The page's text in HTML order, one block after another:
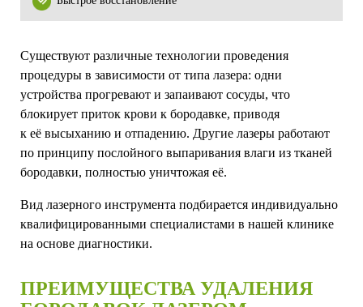
Существуют различные технологии проведения
процедуры в зависимости от типа лазера: одни
устройства прогревают и запаивают сосуды, что
блокирует приток крови к бородавке, приводя
к её высыханию и отпадению. Другие лазеры работают
по принципу послойного выпаривания влаги из тканей
бородавки, полностью уничтожая её.
Вид лазерного инструмента подбирается индивидуально
квалифицированными специалистами в нашей клинике
на основе диагностики.
ПРЕИМУЩЕСТВА УДАЛЕНИЯ